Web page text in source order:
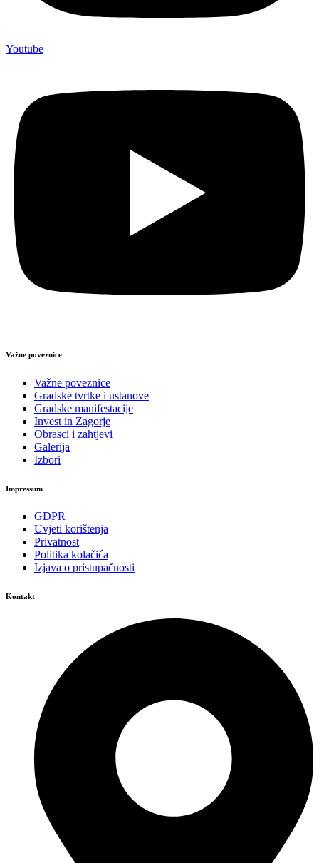
Youtube
Važne poveznice
Važne poveznice
Gradske tvrtke i ustanove
Gradske manifestacije
Invest in Zagorje
Obrasci i zahtjevi
Galerija
Izbori
Impressum
GDPR
Uvjeti korištenja
Privatnost
Politika kolačića
Izjava o pristupačnosti
Kontakt